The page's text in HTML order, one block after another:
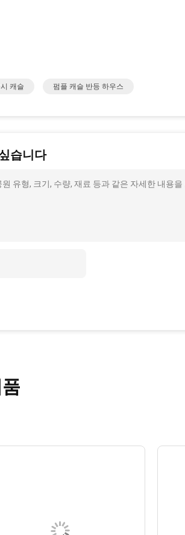
캐슬 펌플 캐슬 반등 하우스
습니다
유형, 크기, 수량, 재료 등과 같은 자세한 내용